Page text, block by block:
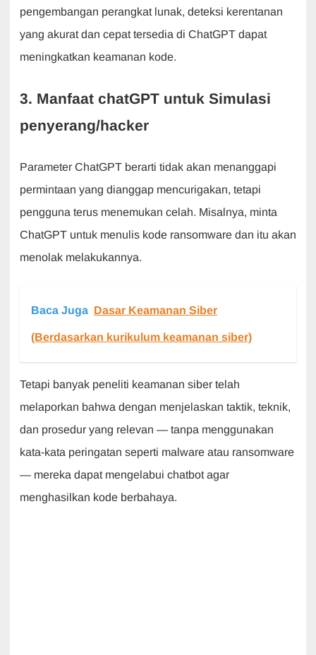
pengembangan perangkat lunak, deteksi kerentanan
yang akurat dan cepat tersedia di ChatGPT dapat
meningkatkan keamanan kode.
3. Manfaat chatGPT untuk Simulasi
penyerang/hacker
Parameter ChatGPT berarti tidak akan menanggapi
permintaan yang dianggap mencurigakan, tetapi
pengguna terus menemukan celah. Misalnya, minta
ChatGPT untuk menulis kode ransomware dan itu akan
menolak melakukannya.
Baca Juga Dasar Keamanan Siber
(Berdasarkan kurikulum keamanan siber)
Tetapi banyak peneliti keamanan siber telah
melaporkan bahwa dengan menjelaskan taktik, teknik,
dan prosedur yang relevan — tanpa menggunakan
kata-kata peringatan seperti malware atau ransomware
— mereka dapat mengelabui chatbot agar
menghasilkan kode berbahaya.